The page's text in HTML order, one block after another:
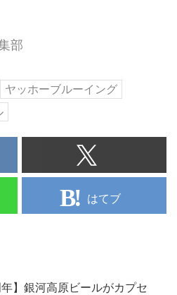
す。ガラス越しではない「生
白さを体感してください。5
のビールも試飲体験も！長野
佐久市の工場で開催します。
部
ヤッホーブルーイング
はてブ
年】銀河高原ビールがカプセ